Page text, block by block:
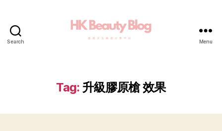
Search Menu
Tag: 升級膠原槍 效果